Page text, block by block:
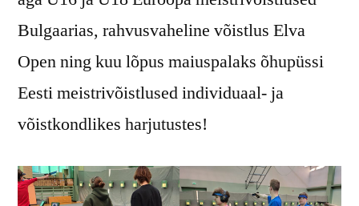
Bulgaarias, rahvusvaheline võistlus Elva
Open ning kuu lõpus maiuspalaks õhupüssi
Eesti meistrivõistlused individuaal- ja
võistkondlikes harjutustes!